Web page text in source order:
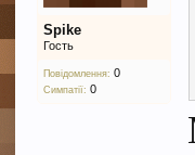
Spike
Гость
Повідомлення: 0
Симпатії: 0